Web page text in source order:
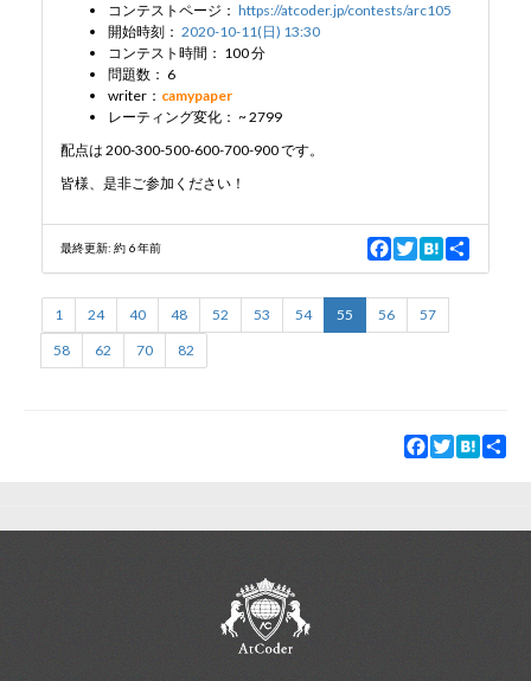
コンテストページ： https://atcoder.jp/contests/arc105
開始時刻： 2020-10-11(日) 13:30
コンテスト時間： 100 分
問題数： 6
writer： camypaper
レーティング変化： ~ 2799
配点は 200-300-500-600-700-900 です。
皆様、是非ご参加ください！
最終更新: 約 6 年前
F
a
e
b
T
w
t
t
H
a
e
h
1 24 40 48 52 53 54 55 56
57
58
62 70 82
Facebook
TwitterHatena